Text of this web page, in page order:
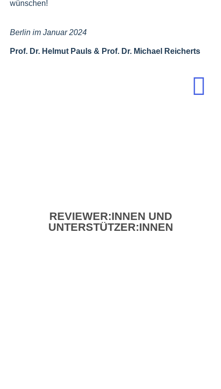
wünschen!
Berlin im Januar 2024
Prof. Dr. Helmut Pauls & Prof. Dr. Michael Reicherts
REVIEWER:INNEN UND
UNTERSTÜTZER:INNEN